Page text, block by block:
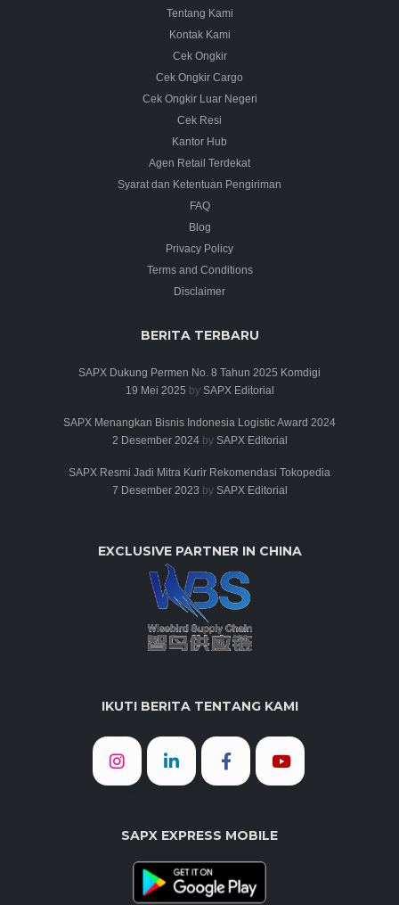
Tentang Kami
Kontak Kami
Cek Ongkir
Cek Ongkir Cargo
Cek Ongkir Luar Negeri
Cek Resi
Kantor Hub
Agen Retail Terdekat
Syarat dan Ketentuan Pengiriman
FAQ
Blog
Privacy Policy
Terms and Conditions
Disclaimer
BERITA TERBARU
SAPX Dukung Permen No. 8 Tahun 2025 Komdigi
19 Mei 2025 by SAPX Editorial
SAPX Menangkan Bisnis Indonesia Logistic Award 2024
2 Desember 2024by SAPX Editorial
SAPX Resmi Jadi Mitra Kurir Rekomendasi Tokopedia
7 Desember 2023 by SAPX Editorial
EXCLUSIVE PARTNER IN CHINA
IKUTI BERITA TENTANG KAMI
SAPX EXPRESS MOBILE